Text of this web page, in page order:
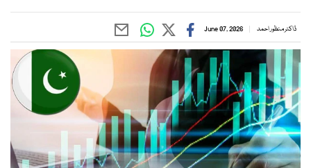
ڈاکٹر منظور احمد June 07, 2026